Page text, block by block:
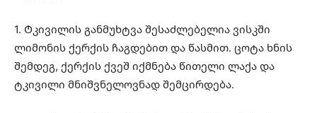
1. Ტკივილის განმუხტვა შესაძლებელია ვისკში
ლიმონის ქერქის ჩაგდებით და წასმით. ცოტა ხნის
შემდეგ, ქერქის ქვეშ იქმნება წითელი ლაქა და
ტკივილი მნიშვნელოვნად შემცირდება.